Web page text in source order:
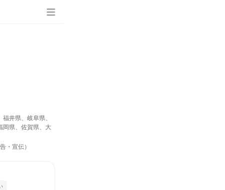
井県、岐阜県、
岡県、佐賀県、大
・宣伝）